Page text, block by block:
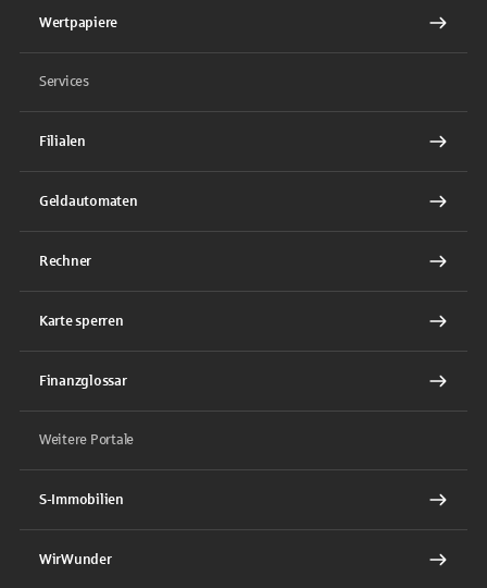
Wertpapiere
Services
Filialen
Geldautomaten
Rechner
Karte sperren
Finanzglossar
Weitere Portale
S-Immobilien
WirWunder